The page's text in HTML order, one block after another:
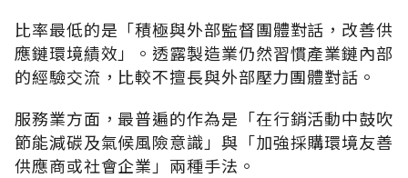
比率最低的是「積極與外部監督團體對話，改善供
應鏈環境績效」。透露製造業仍然習慣產業鏈內部
的經驗交流，比較不擅長與外部壓力團體對話。
服務業方面，最普遍的作為是「在行銷活動中鼓吹
節能減碳及氣候風險意識」與「加強採購環境友善
供應商或社會企業」兩種手法。